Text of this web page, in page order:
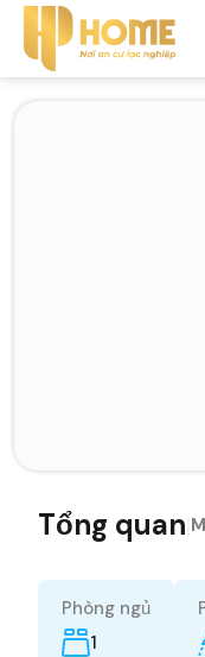
Tổng quan
Phòng ngủ
1